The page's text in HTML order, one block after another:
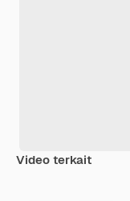
Video terkait